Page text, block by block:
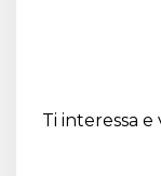
Ti interessa